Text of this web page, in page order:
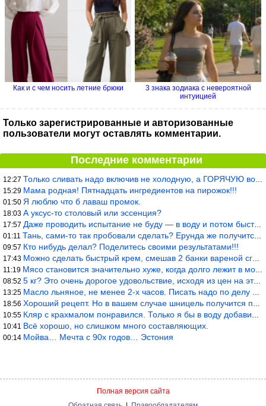
Как и с чем носить летние брюки
3 знака зодиака с невероятной
интуицией
Только зарегистрированные и авторизованные
пользователи могут оставлять комментарии.
Последние комментарии
12:27 Только сливать надо включив не холодную, а ГОРЯЧУЮ воду. Трубы в
15:29 Мама родная! Пятнадцать ингредиентов на пирожок!!!
01:50 Я люблю что б лаваш промок.
18:03 А уксус-то столовый или эссенция?
17:57 Даже проводить испытание не буду — в воду и потом быстро в раска
01:11 Тань, сами-то так пробовали сделать? Ерунда же получится. Нет, с
09:57 Кто нибудь делал? Поделитесь своими результатами!!!
17:43 Можно сделать быстрый крем, смешав 2 банки вареной сгущенки со с
11:19 Мясо становится значительно хуже, когда долго лежит в морозилке
08:52 5 кг? Это очень дорогое удовольствие, исходя из цен на эту ягоду
13:25 Масло льняное, не менее 2-х часов. Писать надо по делу и подробн
18:56 Хороший рецепт. Но в вашем случае шницель получится парено-варен
10:55 Кляр с крахмалом понравился. Только я бы в воду добавил бы молок
10:41 Всё хорошо, но слишком много составляющих.
00:14 Мойва… Мечта с 90х годов… Эстония
Полная версия сайта